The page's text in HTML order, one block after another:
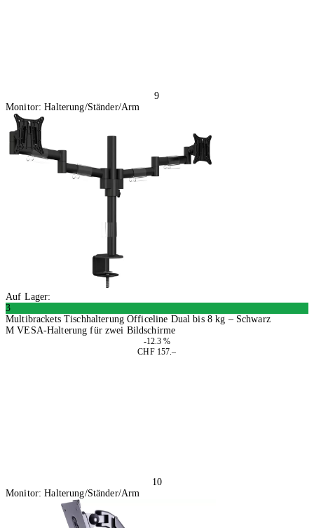
9
Monitor: Halterung/Ständer/Arm
Auf Lager:
3
Multibrackets Tischhalterung Officeline Dual bis 8 kg – Schwarz
M VESA-Halterung für zwei Bildschirme
-12.3 %
CHF 157.–
10
Monitor: Halterung/Ständer/Arm